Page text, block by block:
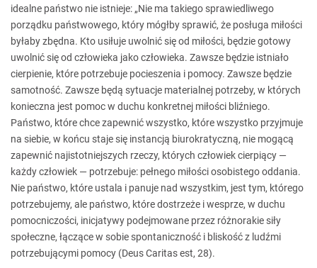
idealne państwo nie istnieje: „Nie ma takiego sprawiedliwego
porządku państwowego, który mógłby sprawić, że posługa miłości
byłaby zbędna. Kto usiłuje uwolnić się od miłości, będzie gotowy
uwolnić się od człowieka jako człowieka. Zawsze będzie istniało
cierpienie, które potrzebuje pocieszenia i pomocy. Zawsze będzie
samotność. Zawsze będą sytuacje materialnej potrzeby, w których
konieczna jest pomoc w duchu konkretnej miłości bliźniego.
Państwo, które chce zapewnić wszystko, które wszystko przyjmuje
na siebie, w końcu staje się instancją biurokratyczną, nie mogącą
zapewnić najistotniejszych rzeczy, których człowiek cierpiący —
każdy człowiek — potrzebuje: pełnego miłości osobistego oddania.
Nie państwo, które ustala i panuje nad wszystkim, jest tym, którego
potrzebujemy, ale państwo, które dostrzeże i wesprze, w duchu
pomocniczości, inicjatywy podejmowane przez różnorakie siły
społeczne, łączące w sobie spontaniczność i bliskość z ludźmi
potrzebującymi pomocy (Deus Caritas est, 28).